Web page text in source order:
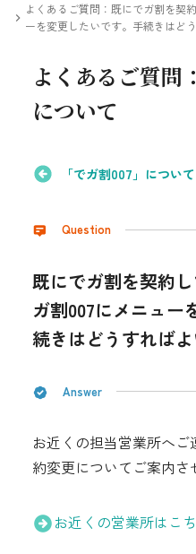
料金
シミュレーション
でガ割のご案内
料金
シミュレーション
LPガス
シミュレーション
よくあるご質問：既にでガ割を契
ーを変更したいです。手続きはど
よくあるご質問：
について
「でガ割007」について
Question
既にでガ割を契約
ガ割007にメニュー
続きはどうすれば
Answer
お近くの担当営業所へ
約変更についてご案内さ
お近くの営業所はこ